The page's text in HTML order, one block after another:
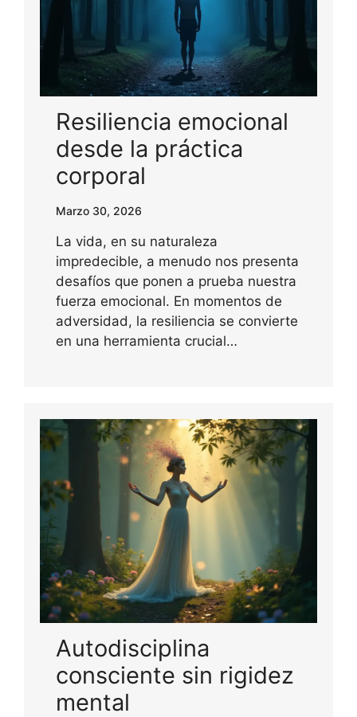
Resiliencia emocional
desde la práctica
corporal
Marzo 30, 2026
La vida, en su naturaleza
impredecible, a menudo nos presenta
desafíos que ponen a prueba nuestra
fuerza emocional. En momentos de
adversidad, la resiliencia se convierte
en una herramienta crucial…
Autodisciplina
consciente sin rigidez
mental